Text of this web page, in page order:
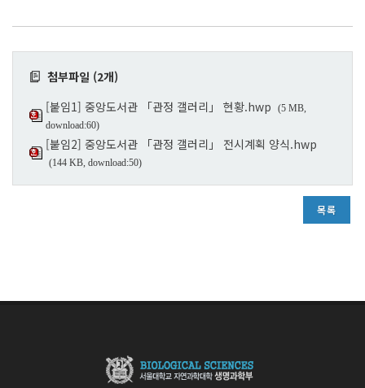
첨부파일 (2개)
[붙임1] 중앙도서관 「관정 갤러리」 현황.hwp
(5 MB,
download:60)
[붙임2] 중앙도서관 「관정 갤러리」 전시계획 양식.hwp
(144 KB, download:50)
목록